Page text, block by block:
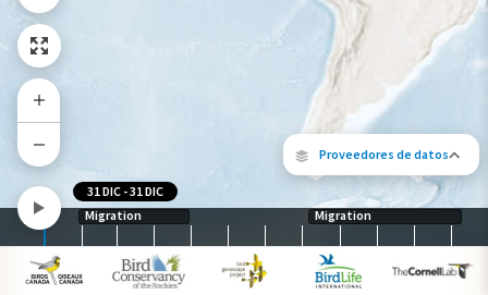
Proveedores de datos
Los siguientes socios contribuyeron
Migration Migration
31 DIC -31 DIC